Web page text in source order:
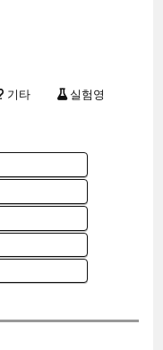
기타
실험영